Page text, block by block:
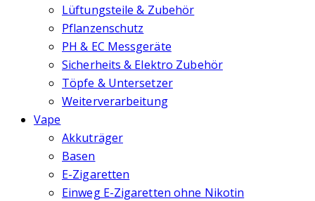
Lüftungsteile & Zubehör
Pflanzenschutz
PH & EC Messgeräte
Sicherheits & Elektro Zubehör
Töpfe & Untersetzer
Weiterverarbeitung
Vape
Akkuträger
Basen
E-Zigaretten
Einweg E-Zigaretten ohne Nikotin